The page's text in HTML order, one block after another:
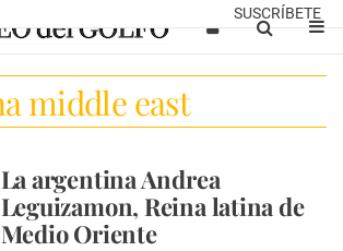
SUSCRÍBETE
middle east
La argentina Andrea
Leguizamon, Reina latina de
Medio Oriente